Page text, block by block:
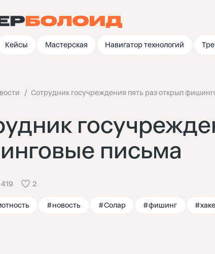
Кейсы Мастерская Навигатор технологий
Сотрудник госучреждения пять раз открыл
письма
419 2
#новость #Солар #фишинг